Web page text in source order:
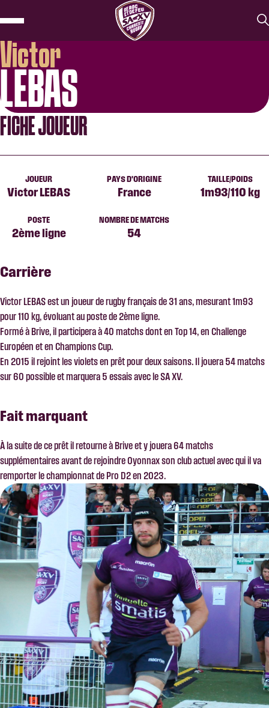
Victor
LEBAS
FICHE JOUEUR
JOUEUR
Victor LEBAS
PAYS D'ORIGINE
France
TAILLE/POIDS
1m93/110 kg
POSTE
2ème ligne
NOMBRE DE MATCHS
54
Carrière
Victor LEBAS est un joueur de rugby français de 31 ans, mesurant 1m93
pour 110 kg, évoluant au poste de 2ème ligne.
Formé à Brive, il participera à 40 matchs dont en Top 14, en Challenge
Européen et en Champions Cup.
En 2015 il rejoint les violets en prêt pour deux saisons. Il jouera 54 matchs
sur 60 possible et marquera 5 essais avec le SA XV.
Fait marquant
À la suite de ce prêt il retourne à Brive et y jouera 64 matchs
supplémentaires avant de rejoindre Oyonnax son club actuel avec qui il va
remporter le championnat de Pro D2 en 2023.